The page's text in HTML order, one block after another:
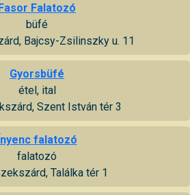
Falatozó
büfé
Bajcsy-Zsilinszky u. 11
Gyorsbüfé
étel, ital
Szent István tér 3
falatozó
falatozó
Találka tér 1